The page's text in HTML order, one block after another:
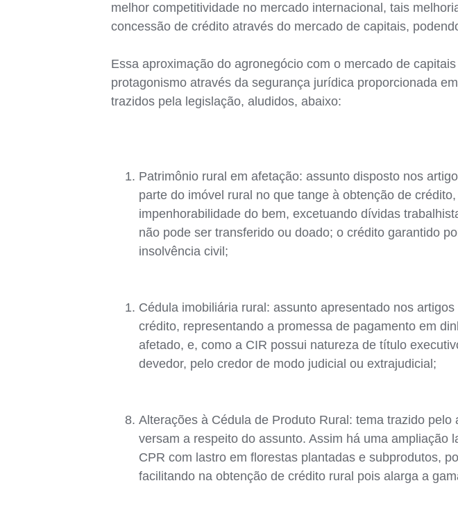
melhor competitividade no mercado internacional, tais
concessão de crédito através do mercado de capitais,
Essa aproximação do agronegócio com o mercado de
protagonismo através da segurança jurídica proporcionada
trazidos pela legislação, aludidos, abaixo:
Patrimônio rural em afetação: assunto disposto nos
parte do imóvel rural no que tange à obtenção de
impenhorabilidade do bem, excetuando dívidas
não pode ser transferido ou doado; o crédito garantido
insolvência civil;
Cédula imobiliária rural: assunto apresentado nos
crédito, representando a promessa de pagamento em
afetado, e, como a CIR possui natureza de título
devedor, pelo credor de modo judicial ou extrajudicial;
Alterações à Cédula de Produto Rural: tema trazido
versam a respeito do assunto. Assim há uma
CPR com lastro em florestas plantadas e subprodutos,
facilitando na obtenção de crédito rural pois alarga a